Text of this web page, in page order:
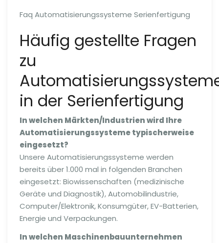
Faq Automatisierungssysteme Serienfertigung
Häufig gestellte Fragen
zu
in der Serienfertigung
In welchen Märkten/Industrien wird Ihre
Automatisierungssysteme typischerweise
eingesetzt?
Unsere Automatisierungssysteme werden
bereits über 1.000 mal in folgenden Branchen
eingesetzt: Biowissenschaften (medizinische
Geräte und Diagnostik), Automobilindustrie,
Computer/Elektronik, Konsumgüter, EV-Batterien,
Energie und Verpackungen.
In welchen Maschinenbauunternehmen